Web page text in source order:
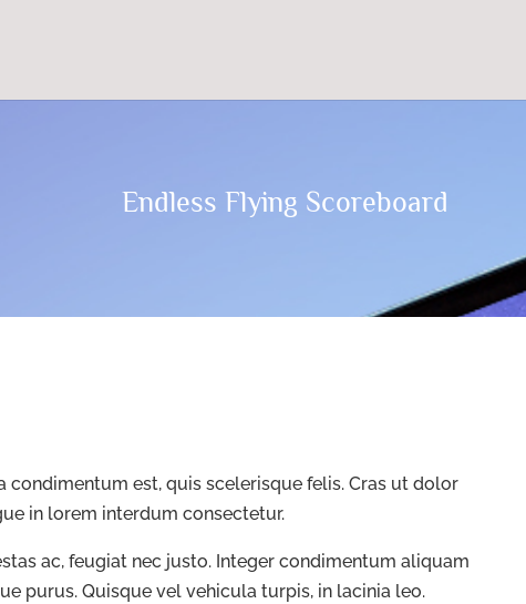
Endless Flying Scoreboard
condimentum est, quis scelerisque felis. Cras ut dolor
in lorem interdum consectetur.
ac, feugiat nec justo. Integer condimentum aliquam
purus. Quisque vel vehicula turpis, in lacinia leo.